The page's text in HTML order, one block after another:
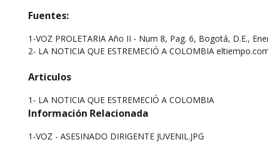
Fuentes:
1-VOZ PROLETARIA Año II - Num 8, Pag. 6, Bogotá, D.E.,
2- LA NOTICIA QUE ESTREMECIÓ A COLOMBIA
Articulos
1- LA NOTICIA QUE ESTREMECIÓ A COLOMBIA
Información Relacionada
1-VOZ - ASESINADO DIRIGENTE JUVENIL.JPG